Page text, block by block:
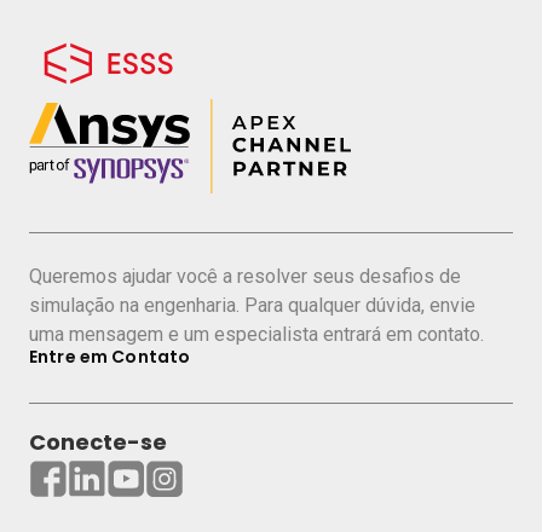
Queremos ajudar você a resolver seus desafios de
simulação na engenharia. Para qualquer dúvida, envie
uma mensagem e um especialista entrará em contato.
Entre em Contato
Conecte-se